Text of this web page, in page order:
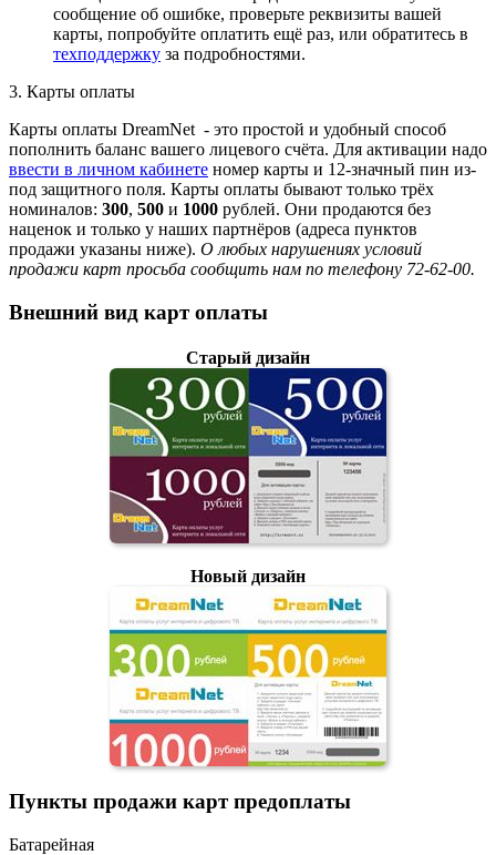
сообщение об ошибке, проверьте реквизиты вашей
карты, попробуйте оплатить ещё раз, или обратитесь в
техподдержку за подробностями.
3. Карты оплаты
Карты оплаты DreamNet - это простой и удобный способ
пополнить баланс вашего лицевого счёта. Для активации надо
ввести в личном кабинете номер карты и 12-значный пин из-
под защитного поля. Карты оплаты бывают только трёх
номиналов: 300, 500 и 1000 рублей. Они продаются без
наценок и только у наших партнёров (адреса пунктов
продажи указаны ниже). О любых нарушениях условий
продажи карт просьба сообщить нам по телефону 72-62-00.
Внешний вид карт оплаты
Старый дизайн
Новый дизайн
Пункты продажи карт предоплаты
Батарейная